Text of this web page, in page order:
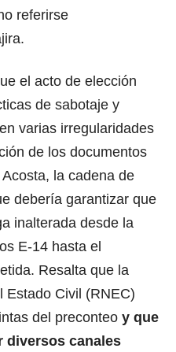
referirse
el acto de elección
de sabotaje y
varias irregularidades
de los documentos
la cadena de
debería garantizar que
inalterada desde la
E-14 hasta el
Resalta que la
Estado Civil (RNEC)
del preconteo y que
diversos canales